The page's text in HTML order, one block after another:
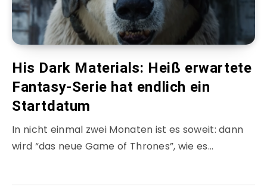
His Dark Materials: Heiß erwartete
Fantasy-Serie hat endlich ein
Startdatum
In nicht einmal zwei Monaten ist es soweit: dann
wird “das neue Game of Thrones”, wie es…